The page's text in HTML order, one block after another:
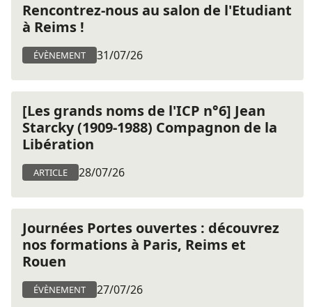
Rencontrez-nous au salon de l'Etudiant
à Reims !
ÉVÈNEMENT 31/07/26
[Les grands noms de l'ICP n°6] Jean
Starcky (1909-1988) Compagnon de la
Libération
ARTICLE 28/07/26
Journées Portes ouvertes : découvrez
nos formations à Paris, Reims et
Rouen
ÉVÈNEMENT 27/07/26